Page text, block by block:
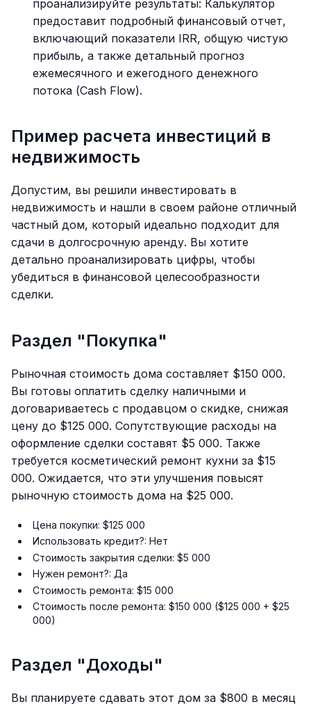
проанализируйте результаты: Калькулятор
предоставит подробный финансовый отчет,
включающий показатели IRR, общую чистую
прибыль, а также детальный прогноз
ежемесячного и ежегодного денежного
потока (Cash Flow).
Пример расчета инвестиций в
недвижимость
Допустим, вы решили инвестировать в
недвижимость и нашли в своем районе отличный
частный дом, который идеально подходит для
сдачи в долгосрочную аренду. Вы хотите
детально проанализировать цифры, чтобы
убедиться в финансовой целесообразности
сделки.
Раздел "Покупка"
Рыночная стоимость дома составляет $150 000.
Вы готовы оплатить сделку наличными и
договариваетесь с продавцом о скидке, снижая
цену до $125 000. Сопутствующие расходы на
оформление сделки составят $5 000. Также
требуется косметический ремонт кухни за $15
000. Ожидается, что эти улучшения повысят
рыночную стоимость дома на $25 000.
Цена покупки: $125 000
Использовать кредит?: Нет
Стоимость закрытия сделки: $5 000
Нужен ремонт?: Да
Стоимость ремонта: $15 000
Стоимость после ремонта: $150 000 ($125 000 + $25
000)
Раздел "Доходы"
Вы планируете сдавать этот дом за $800 в месяц